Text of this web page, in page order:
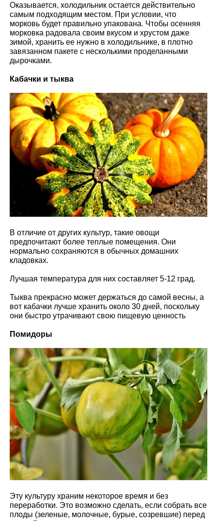
Оказывается, холодильник остается действительно
самым подходящим местом. При условии, что
морковь будет правильно упакована. Чтобы осенняя
морковка радовала своим вкусом и хрустом даже
зимой, хранить ее нужно в холодильнике, в плотно
завязанном пакете с несколькими проделанными
дырочками.
Кабачки и тыква
В отличие от других культур, такие овощи
предпочитают более теплые помещения. Они
нормально сохраняются в обычных домашних
кладовках.
Лучшая температура для них составляет 5-12 град.
Тыква прекрасно может держаться до самой весны, а
вот кабачки лучше хранить около 30 дней, поскольку
они быстро утрачивают свою пищевую ценность
Помидоры
Эту культуру храним некоторое время и без
переработки. Это возможно сделать, если собрать все
плоды (зеленые, молочные, бурые, созревшие) перед